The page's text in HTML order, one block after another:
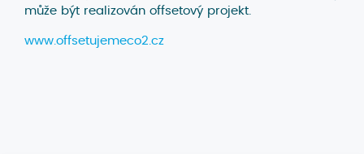
může být realizován offsetový projekt.
www.offsetujemeco2.cz